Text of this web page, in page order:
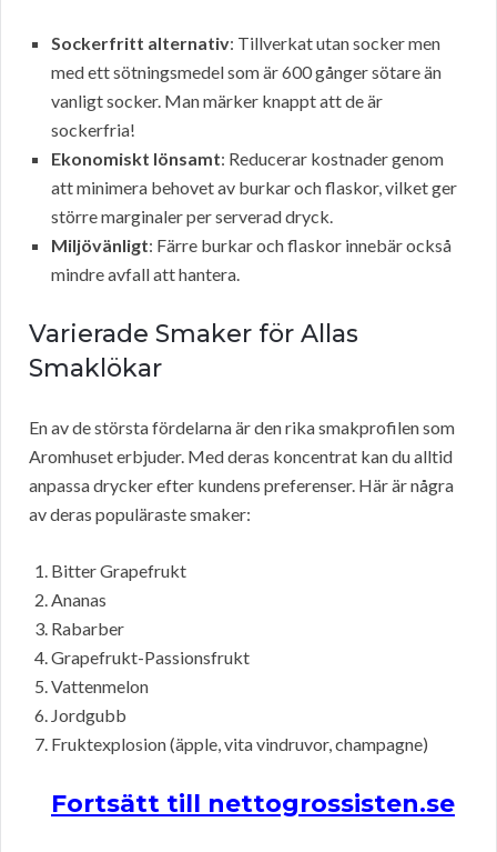
Sockerfritt alternativ: Tillverkat utan socker men
med ett sötningsmedel som är 600 gånger sötare än
vanligt socker. Man märker knappt att de är
sockerfria!
Ekonomiskt lönsamt: Reducerar kostnader genom
att minimera behovet av burkar och flaskor, vilket ger
större marginaler per serverad dryck.
Miljövänligt: Färre burkar och flaskor innebär också
mindre avfall att hantera.
Varierade Smaker för Allas
Smaklökar
En av de största fördelarna är den rika smakprofilen som
Aromhuset erbjuder. Med deras koncentrat kan du alltid
anpassa drycker efter kundens preferenser. Här är några
av deras populäraste smaker:
Bitter Grapefrukt
Ananas
Rabarber
Grapefrukt-Passionsfrukt
Vattenmelon
Jordgubb
Fruktexplosion (äpple, vita vindruvor, champagne)
Fortsätt till nettogrossisten.se